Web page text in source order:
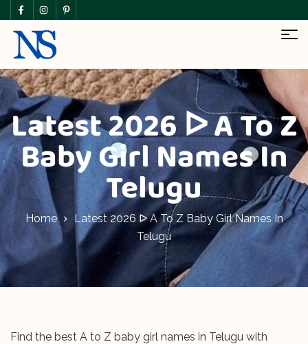
Latest 2026 ᐅ A To Z
Baby Girl Names In
Telugu
Home
Latest 2026 ᐅ A To Z Baby Girl Names In
Telugu
Find the best A to Z baby girl names in Telugu with